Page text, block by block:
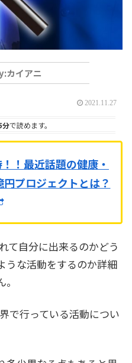
カイアニ
2021.11.27
分で読めます。
！ 最近話題の健康・
プロジェクトとは？
て自分に出来るのかどう
うな活動をするのか詳細
で行っている活動につい